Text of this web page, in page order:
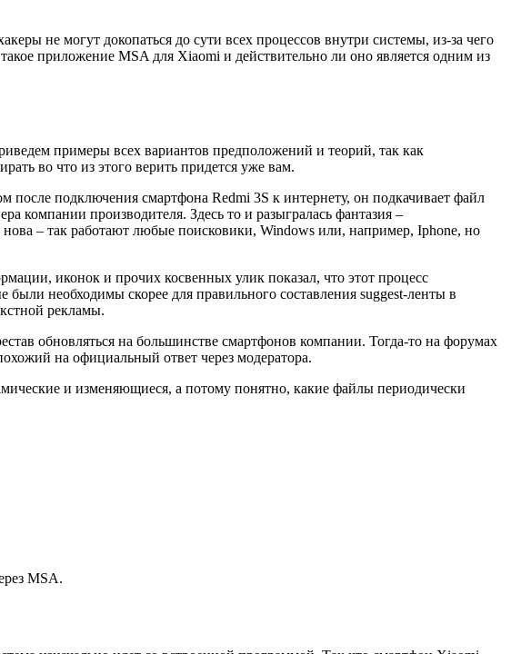
не могут докопаться до сути всех процессов внутри системы, из-за чего
приложение MSA для Xiaomi и действительно ли оно является одним из
примеры всех вариантов предположений и теорий, так как
во что из этого верить придется уже вам.
после подключения смартфона Redmi 3S к интернету, он подкачивает файл
компании производителя. Здесь то и разыгралась фантазия –
– так работают любые поисковики, Windows или, например, Iphone, но
иконок и прочих косвенных улик показал, что этот процесс
необходимы скорее для правильного составления suggest-ленты в
рекламы.
обновляться на большинстве смартфонов компании. Тогда-то на форумах
на официальный ответ через модератора.
и изменяющиеся, а потому понятно, какие файлы периодически
MSA.